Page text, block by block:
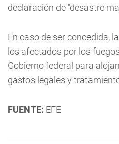
declaración de "desastre
En caso de ser concedida,
los afectados por los
Gobierno federal para
gastos legales y
FUENTE: EFE